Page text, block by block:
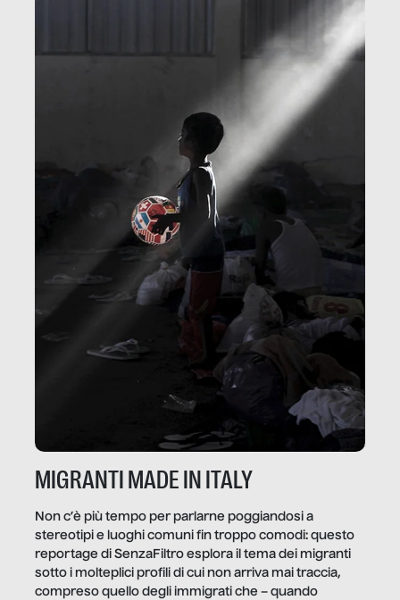
MIGRANTI MADE IN ITALY
Non c’è più tempo per parlarne poggiandosi a
stereotipi e luoghi comuni fin troppo comodi: questo
reportage di SenzaFiltro esplora il tema dei migranti
sotto i molteplici profili di cui non arriva mai traccia,
compreso quello degli immigrati che – quando